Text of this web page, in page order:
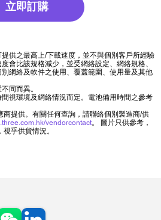
立即訂購
供之最高上/下載速度，並不與個別客戶所經驗
會比該規格減少，並受網絡設定、網絡規格、
網絡及軟件之使用、覆蓋範圍、使用量及其他
同而異。
視環境及網絡情況而定。電池備用時間之參考
商提供。有關任何查詢，請聯絡個別製造商/供
vendorcontact。 圖片只供參考，
乎供貨情況。